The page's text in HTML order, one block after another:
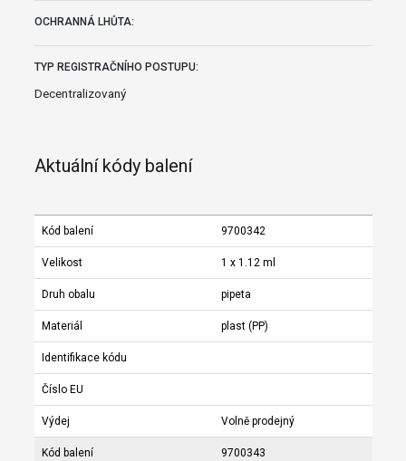
OCHRANNÁ LHŮTA:
TYP REGISTRAČNÍHO POSTUPU:
Decentralizovaný
Aktuální kódy balení
Kód balení 9700342
Velikost 1 x 1.12 ml
Druh obalu pipeta
Materiál plast (PP)
Identifikace kódu
Číslo EU
Výdej Volně prodejný
Kód balení 9700343